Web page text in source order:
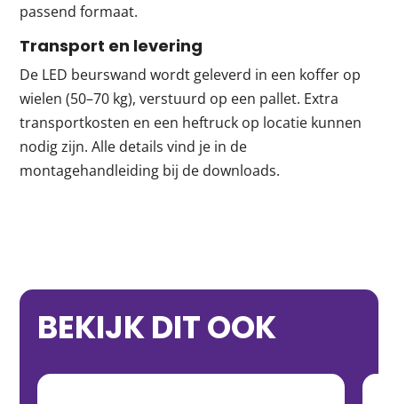
passend formaat.
Transport en levering
De LED beurswand wordt geleverd in een koffer op
wielen (50–70 kg), verstuurd op een pallet. Extra
transportkosten en een heftruck op locatie kunnen
nodig zijn. Alle details vind je in de
montagehandleiding bij de downloads.
BEKIJK DIT OOK